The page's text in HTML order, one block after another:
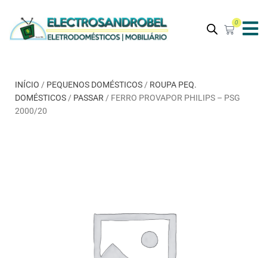
0
INÍCIO / PEQUENOS DOMÉSTICOS / ROUPA PEQ.
DOMÉSTICOS / PASSAR / FERRO PROVAPOR PHILIPS – PSG
2000/20